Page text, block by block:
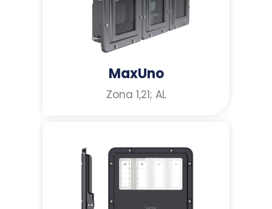
MaxUno
Zona 1,21; AL